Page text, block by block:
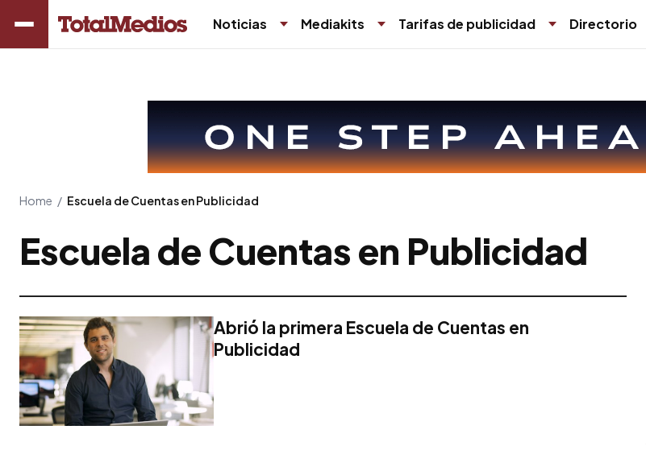
Noticias Mediakits Tarifas de publicidad Directorio
Home / Escuela de Cuentas en Publicidad
Escuela de Cuentas en Publicidad
Abrió la primera Escuela de Cuentas en
Publicidad